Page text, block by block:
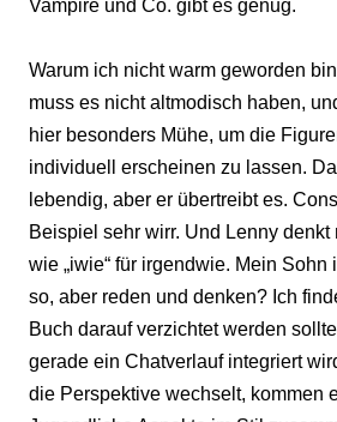
Vampire und Co. gibt es genug.
Warum ich nicht warm geworden
muss es nicht altmodisch haben,
hier besonders Mühe, um die
individuell erscheinen zu lassen.
lebendig, aber er übertreibt es.
Beispiel sehr wirr. Und Lenny denkt
wie „iwie“ für irgendwie. Mein Sohn
so, aber reden und denken? Ich
Buch darauf verzichtet werden
gerade ein Chatverlauf integriert
die Perspektive wechselt, kommen